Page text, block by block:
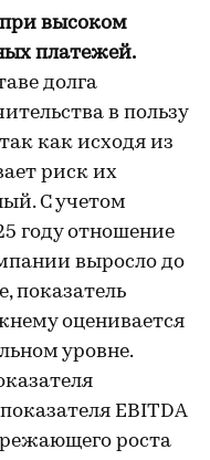
при высоком
платежей.
долга
в пользу
как исходя из
риск их
С учетом
году отношение
выросло до
показатель
оценивается
уровне.
EBITDA
роста